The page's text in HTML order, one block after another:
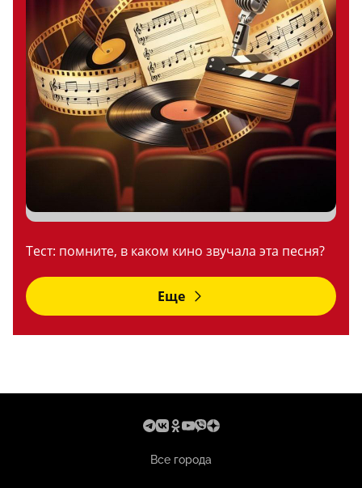
Тест: помните, в каком кино звучала эта песня?
Еще
Все города